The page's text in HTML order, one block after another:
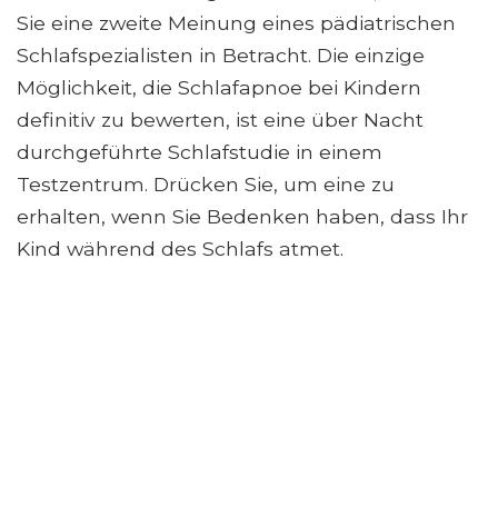
Sie eine zweite Meinung eines pädiatrischen
Schlafspezialisten in Betracht. Die einzige
Möglichkeit, die Schlafapnoe bei Kindern
definitiv zu bewerten, ist eine über Nacht
durchgeführte Schlafstudie in einem
Testzentrum. Drücken Sie, um eine zu
erhalten, wenn Sie Bedenken haben, dass Ihr
Kind während des Schlafs atmet.